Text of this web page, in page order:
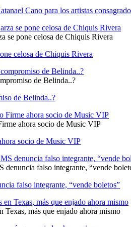
Cano para los artistas
se pone celosa de Chiquis Rivera
celosa de Chiquis Rivera
de Belinda..?
de Belinda..?
ahora socio de Music VIP
socio de Music VIP
falso integrante, “vende
falso integrante, “vende boletos”
Texas, más que enjado ahora mismo